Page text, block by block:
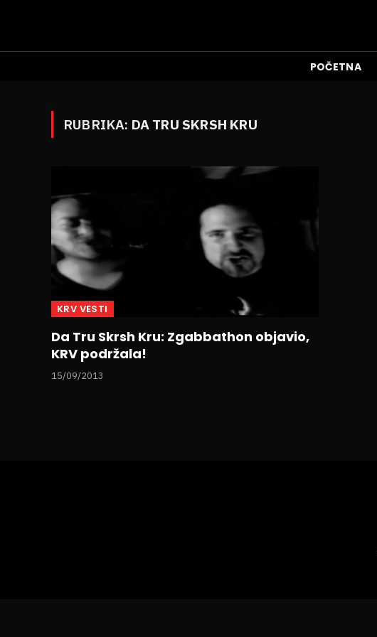
POČETNA
RUBRIKA: DA TRU SKRSH KRU
KRV VESTI
Da Tru Skrsh Kru: Zgabbathon objavio,
KRV podržala!
15/09/2013